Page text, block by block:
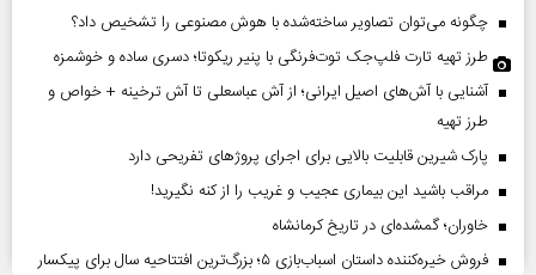
چگونه می‌توان تصاویر ساخته‌شده با هوش مصنوعی را تشخیص داد؟
طرز تهیه تارت فلپ‌جک توت‌فرنگی با پنیر ریکوتا؛ دسری ساده و خوشمزه
آشنایی با آش‌های اصیل ایرانی؛ از آش عباسعلی تا آش ترخینه + خواص و
طرز تهیه
پارک شیرین قابلیت‌ بالایی برای اجرای پروژهای تفریحی دارد
مراقب باشید این بیماری عجیب و غریب را از کنه نگیرید!
خاوران؛ گمشده‌ای در تاریخ کرمانشاه
فروش خیره‌کننده داستان اسباب‌بازی ۵؛ بزرگ‌ترین افتتاحیه سال برای پیکسار